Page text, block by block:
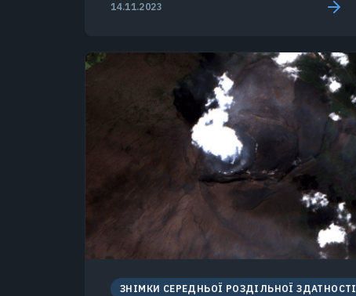
14.11.2023
ЗНІМКИ СЕРЕДНЬОЇ РОЗДІЛЬНОЇ ЗДАТНОСТІ